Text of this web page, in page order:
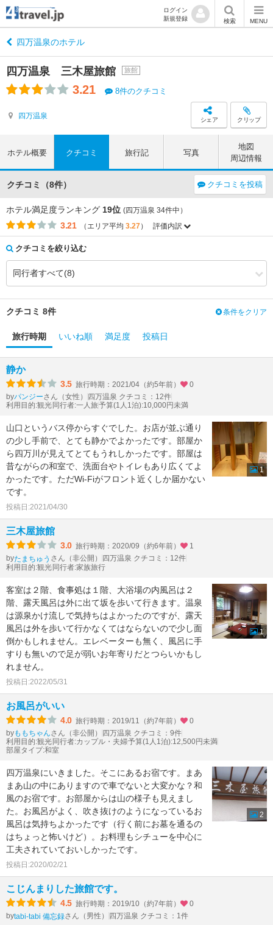
ログイン
新規登録
検索 MENU
四万温泉のホテル
四万温泉 三木屋旅館 旅館
3.21 8件のクチコミ
四万温泉 シェア クリップ
ホテル概要 クチコミ 旅行記 写真
地図
周辺情報
クチコミ（8件） クチコミを投稿
ホテル満足度ランキング 19位 (四万温泉 34件中）
3.21 （エリア平均 3.27）
評価内訳
評価項目
エリア平均
このホテルの平均
アクセス
コストパフォーマンス
接客対応 3.83 3.43（-0.40）
風呂
食事・ドリンク
クチコミを絞り込む
クチコミ 8件 条件をクリア
旅行時期 いいね順 満足度 投稿日
静か
3.5 旅行時期：2021/04（約5年前）
0
byパンジーさん（女性）
四万温泉 クチコミ：12件
利用目的:観光 同行者:一人旅予算(1人1泊):10,000円未満
山口というバス停からすぐでした。お店が並ぶ通り
の少し手前で、とても静かでよかったです。部屋か
ら四万川が見えてとてもうれしかったです。部屋は
昔ながらの和室で、洗面台やトイレもあり広くてよ
かったです。ただWi-Fiがフロント近くしか届かない
です。
投稿日:2021/04/30
1
三木屋旅館
3.0 旅行時期：2020/09（約6年前）
1
byたまちゅう さん（非公開）
四万温泉 クチコミ：12件
利用目的:観光同行者:家族旅行
客室は２階、食事処は１階、大浴場の内風呂は２
階、露天風呂は外に出て坂を歩いて行きます。温泉
は源泉かけ流しで気持ちはよかったのですが、露天
風呂は外を歩いて行かなくてはならないので少し面
倒かもしれません。エレベーターも無く、風呂に手
すりも無いので足が弱いお年寄りだとつらいかもし
れません。
投稿日:2022/05/31
1
お風呂がいい
4.0 旅行時期：2019/11（約7年前）
0
byももちゃんさん（非公開）
四万温泉 クチコミ：9件
利用目的:観光 同行者:カップル・夫婦予算(1人1泊):12,500円未満
部屋タイプ:和室
四万温泉にいきました。そこにあるお宿です。まあ
まあ山の中にありますので車でないと大変かな？和
風のお宿です。お部屋からは山の様子も見えまし
た。お風呂がよく、吹き抜けのようになっているお
風呂は気持ちよかったです（行く前にお墓を通るの
はちょっと怖いけど）。お料理もシチューを中心に
工夫されていておいしかったです。
投稿日:2020/02/21
2
こじんまりした旅館です。
4.5 旅行時期：2019/10（約7年前）
0
bytabi-tabi 備忘録さん（男性） 四万温泉 クチコミ：1件